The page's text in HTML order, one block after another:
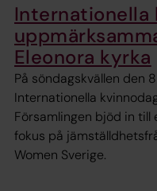
Internationella
Eleonora kyrka
På söndagskvällen den
Internationella
Församlingen bjöd in till
fokus på
Women Sverige.